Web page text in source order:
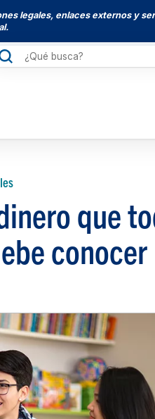
legales, enlaces externos y
que
conocer